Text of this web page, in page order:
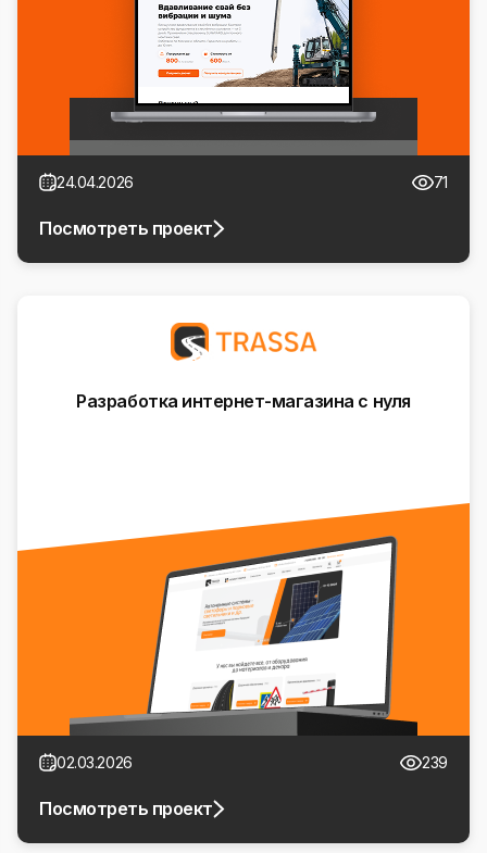
24.04.2026 71
Посмотреть проект
Разработка интернет-магазина с нуля
02.03.2026 239
Посмотреть проект